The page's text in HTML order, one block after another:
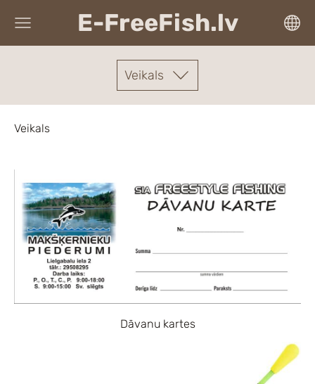
E-FreeFish.lv
Veikals
Veikals
Dāvanu kartes